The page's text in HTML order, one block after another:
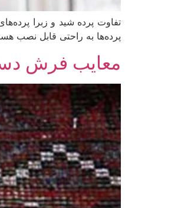
تفاوت پرده شید و زبرا
پرده‌ها به راحتی قابل نصب
معایب فرش دستباف| ۱۰ تا از مهم‌ترین